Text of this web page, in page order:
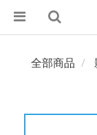
全部商品